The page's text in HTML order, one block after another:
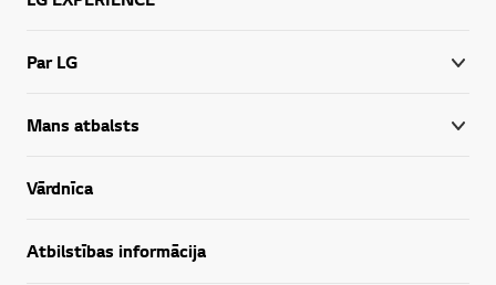
Par LG
Mans atbalsts
Vārdnīca
Atbilstības informācija